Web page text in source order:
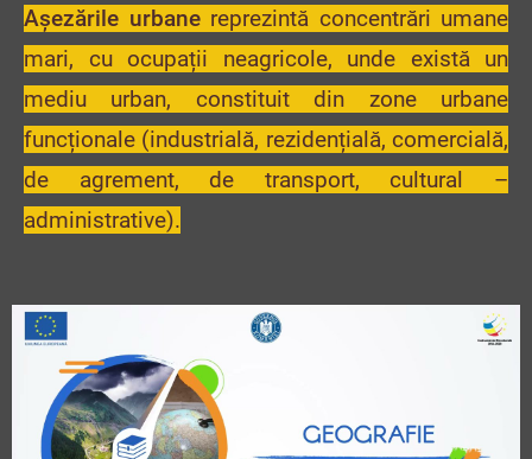
Așezările urbanereprezintă concentrări umane
mari, cu ocupații neagricole, unde există un
mediu urban, constituit din zone urbane
funcționale (industrială, rezidențială, comercială,
de agrement, de transport, cultural –
administrative).